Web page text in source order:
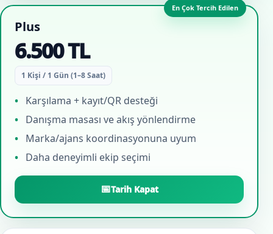
En Çok Tercih Edilen
Plus
6.500 TL
1 Kişi / 1 Gün (1–8 Saat)
Karşılama + kayıt/QR desteği
Danışma masası ve akış yönlendirme
Marka/ajans koordinasyonuna uyum
Daha deneyimli ekip seçimi
📅Tarih Kapat